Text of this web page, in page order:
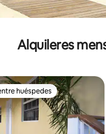
Alquileres
huéspedes
huéspedes